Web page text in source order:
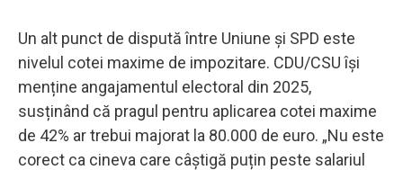
Un alt punct de dispută între Uniune și SPD este
nivelul cotei maxime de impozitare. CDU/CSU își
menține angajamentul electoral din 2025,
susținând că pragul pentru aplicarea cotei maxime
de 42% ar trebui majorat la 80.000 de euro. „Nu este
corect ca cineva care câștigă puțin peste salariul